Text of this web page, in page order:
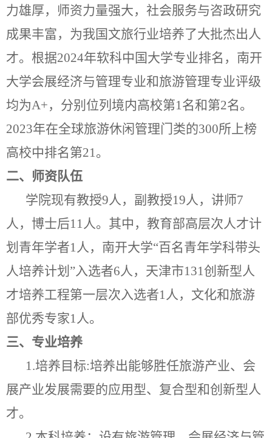
力雄厚，师资力量强大，社会服务与咨政研究
成果丰富，为我国文旅行业培养了大批杰出人
才。根据2024年软科中国大学专业排名，南开
大学会展经济与管理专业和旅游管理专业评级
均为A+，分别位列境内高校第1名和第2名。
2023年在全球旅游休闲管理门类的300所上榜
高校中排名第21。
二、师资队伍
学院现有教授9人，副教授19人，讲师7
人，博士后11人。其中，教育部高层次人才计
划青年学者1人，南开大学“百名青年学科带头
人培养计划”入选者6人，天津市131创新型人
才培养工程第一层次入选者1人，文化和旅游
部优秀专家1人。
三、专业培养
1.培养目标:培养出能够胜任旅游产业、会
展产业发展需要的应用型、复合型和创新型人
才。